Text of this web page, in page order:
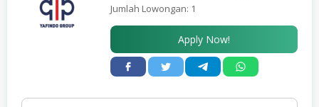
Jumlah Lowongan: 1
Apply Now!